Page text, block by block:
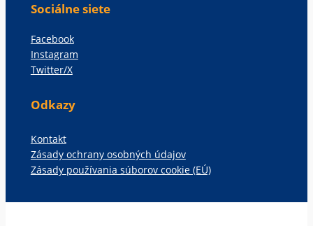
Sociálne siete
Facebook
Instagram
Twitter/X
Odkazy
Kontakt
Zásady ochrany osobných údajov
Zásady používania súborov cookie (EÚ)